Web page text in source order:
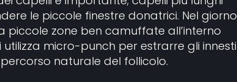
le piccole finestre donatrici. Nel giorno
piccole zone ben camuffate all’interno
micro-punch per estrarre gli innesti
naturale del follicolo.